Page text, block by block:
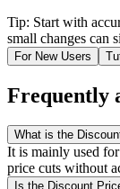
Tip: Start with
small changes can
For New Users
Frequently
What is the
It is mainly used
price cuts without
Is the Discount